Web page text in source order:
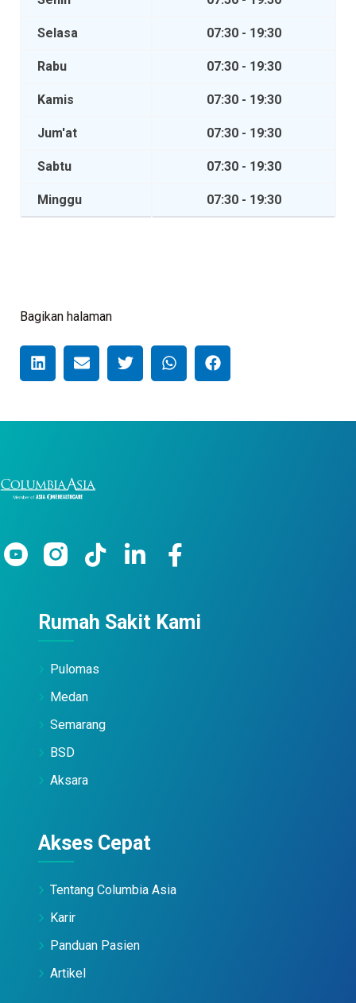
Selasa 07:30 - 19:30
Rabu 07:30 - 19:30
Kamis 07:30 - 19:30
Jum'at 07:30 - 19:30
Sabtu 07:30 - 19:30
Minggu 07:30 - 19:30
Bagikan halaman
Rumah Sakit Kami
Pulomas
Medan
Semarang
BSD
Aksara
Akses Cepat
Tentang Columbia Asia
Karir
Panduan Pasien
Artikel